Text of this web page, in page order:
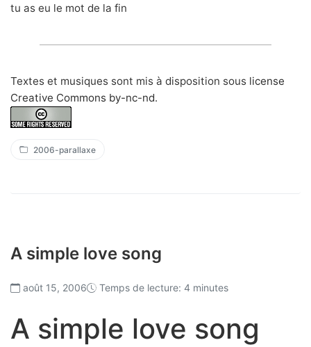
tu as eu le mot de la fin
Textes et musiques sont mis à disposition sous license
Creative Commons by-nc-nd.
2006-parallaxe
A simple love song
août 15, 2006 Temps de lecture: 4 minutes
A simple love song